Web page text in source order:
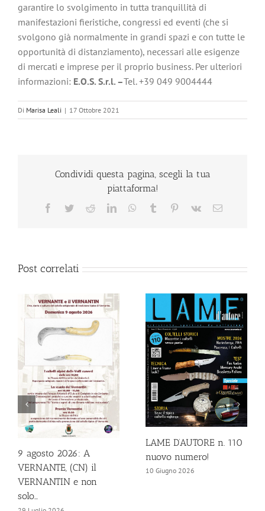
garantire lo svolgimento in tutta tranquillità di
manifestazioni fieristiche, congressi ed eventi (che si
svolgono già normalmente in grandi spazi e con tutte le
opportunità di distanziamento), necessari alle esigenze
di mercati e imprese per il proprio business. Per ulteriori
informazioni: E.O.S. S.r.l. –Tel. +39 049 9004444
Di Marisa Leali | 17 Ottobre 2021
Condividi questa pagina, scegli la tua
piattaforma!
Facebook
TwitterRedditLinkedInWhatsApp
Tumblr Pinterest
Vk Email
Post correlati
9 agosto 2026: A
VERNANTE, (CN) il
VERNANTIN e non
solo…
LAME D’AUTORE n. 110
nuovo numero!
10 Giugno 2026